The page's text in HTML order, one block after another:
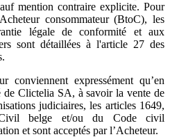
mention contraire explicite. Pour
consommateur (BtoC), les
légale de conformité et aux
sont détaillées à l'article 27 des
conviennent expressément qu’en
de Clictelia SA, à savoir la vente de
judiciaires, les articles 1649,
belge et/ou du Code civil
et sont acceptés par l’Acheteur.